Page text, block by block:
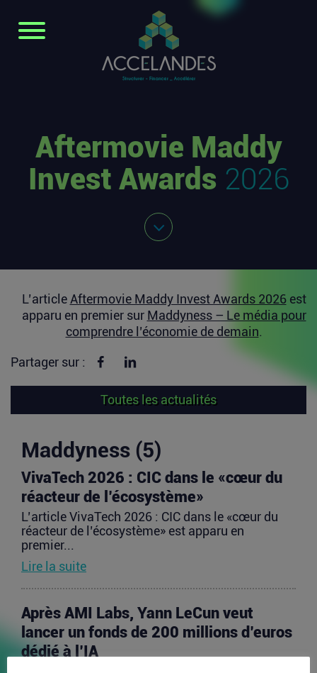
Aftermovie Maddy
Invest Awards 2026
L’article Aftermovie Maddy Invest Awards 2026est
apparu en premier sur Maddyness – Le média pour
comprendre l’économie de demain.
Partager sur : Partager sur Facebook
Toutes les actualités
Maddyness (5)
VivaTech 2026 : CIC dans le «cœur du
réacteur de l’écosystème»
L’article VivaTech 2026 : CIC dans le «cœur du
réacteur de l’écosystème» est apparu en
premier...
Lire la suite
Après AMI Labs, Yann LeCun veut
lancer un fonds de 200 millions d’euros
dédié à l’IA